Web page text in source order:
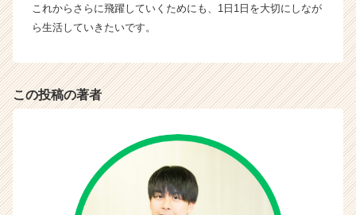
e
e
C
e
r）
これからさらに飛躍していくためにも、1日1日を大切にしなが
ら生活していきたいです。
この投稿の著者